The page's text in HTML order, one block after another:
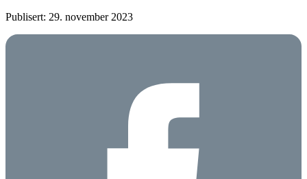
Publisert: 29. november 2023